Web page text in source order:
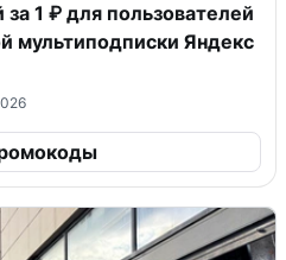
1 ₽ для пользователей
мультиподписки Яндекс